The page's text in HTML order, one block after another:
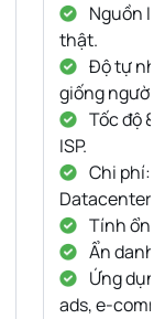
Nguồn
thật.
Độ tự
giống
Tốc độ
ISP.
Chi
Datacenter.
Tính ổn
Ẩn
Ứng
ads, e-